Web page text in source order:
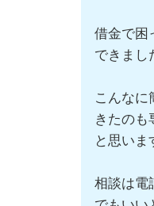
借金で困
できまし
こんな
きたの
と思いま
相談は電